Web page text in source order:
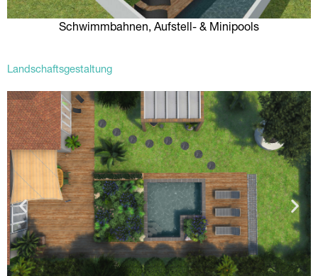
Schwimmbahnen, Aufstell- & Minipools
Landschaftsgestaltung